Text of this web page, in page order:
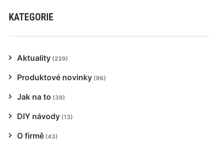
KATEGORIE
Aktuality (239)
Produktové novinky (96)
Jak na to (39)
DIY návody (13)
O firmě (43)